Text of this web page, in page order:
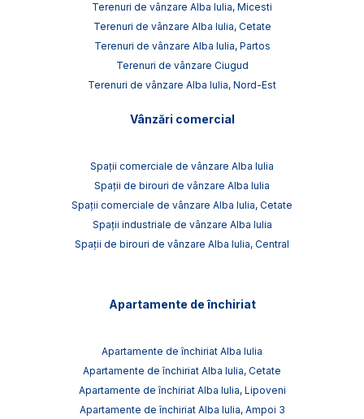
Terenuri de vânzare Alba Iulia, Micesti
Terenuri de vânzare Alba Iulia, Cetate
Terenuri de vânzare Alba Iulia, Partos
Terenuri de vânzare Ciugud
Terenuri de vânzare Alba Iulia, Nord-Est
Vânzări comercial
Spații comerciale de vânzare Alba Iulia
Spații de birouri de vânzare Alba Iulia
Spații comerciale de vânzare Alba Iulia, Cetate
Spații industriale de vânzare Alba Iulia
Spații de birouri de vânzare Alba Iulia, Central
Apartamente de închiriat
Apartamente de închiriat Alba Iulia
Apartamente de închiriat Alba Iulia, Cetate
Apartamente de închiriat Alba Iulia, Lipoveni
Apartamente de închiriat Alba Iulia, Ampoi 3